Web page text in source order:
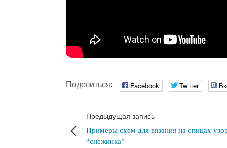
Поделиться: Facebook Twitter
Предыдущая запись
Примеры схем для вязания на спицах
“снежинка”